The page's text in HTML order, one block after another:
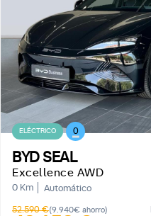
ELÉCTRICO 0
BYD SEAL
Excellence AWD
0 Km Automático
52.590 €(9.940€ ahorro)